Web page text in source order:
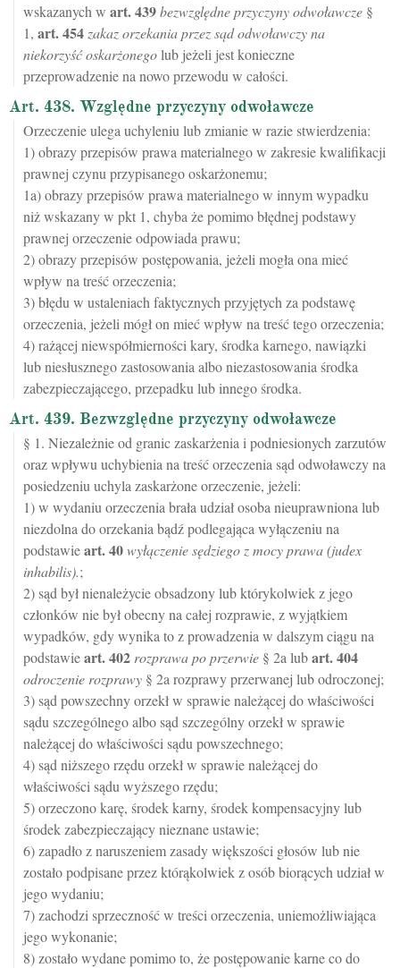
wskazanych w art.439bezwzględne przyczyny odwoławcze §
1, art.454 zakaz orzekania przez sąd odwoławczy na
niekorzyść oskarżonegolub jeżeli jest konieczne
przeprowadzenie na nowo przewodu w całości.
Art. 438. Względne przyczyny odwoławcze
Orzeczenie ulega uchyleniu lub zmianie w razie stwierdzenia:
1) obrazy przepisów prawa materialnego w zakresie kwalifikacji
prawnej czynu przypisanego oskarżonemu;
1a) obrazy przepisów prawa materialnego w innym wypadku
niż wskazany w pkt 1, chyba że pomimo błędnej podstawy
prawnej orzeczenie odpowiada prawu;
2) obrazy przepisów postępowania, jeżeli mogła ona mieć
wpływ na treść orzeczenia;
3) błędu w ustaleniach faktycznych przyjętych za podstawę
orzeczenia, jeżeli mógł on mieć wpływ na treść tego orzeczenia;
4) rażącej niewspółmierności kary, środka karnego, nawiązki
lub niesłusznego zastosowania albo niezastosowania środka
zabezpieczającego, przepadku lub innego środka.
Art. 439. Bezwzględne przyczyny odwoławcze
§ 1. Niezależnie od granic zaskarżenia i podniesionych zarzutów
oraz wpływu uchybienia na treść orzeczenia sąd odwoławczy na
posiedzeniu uchyla zaskarżone orzeczenie, jeżeli:
1) w wydaniu orzeczenia brała udział osoba nieuprawniona lub
niezdolna do orzekania bądź podlegająca wyłączeniu na
podstawieart.40wyłączenie sędziego z mocy prawa (judex
inhabilis).;
2) sąd był nienależycie obsadzony lub którykolwiek z jego
członków nie był obecny na całej rozprawie, z wyjątkiem
wypadków, gdy wynika to z prowadzenia w dalszym ciągu na
podstawieart.402 rozprawa po przerwie § 2a lubart.404
odroczenie rozprawy § 2a rozprawy przerwanej lub odroczonej;
3) sąd powszechny orzekł w sprawie należącej do właściwości
sądu szczególnego albo sąd szczególny orzekł w sprawie
należącej do właściwości sądu powszechnego;
4) sąd niższego rzędu orzekł w sprawie należącej do
właściwości sądu wyższego rzędu;
5) orzeczono karę, środek karny, środek kompensacyjny lub
środek zabezpieczający nieznane ustawie;
6) zapadło z naruszeniem zasady większości głosów lub nie
zostało podpisane przez którąkolwiek z osób biorących udział w
jego wydaniu;
7) zachodzi sprzeczność w treści orzeczenia, uniemożliwiająca
jego wykonanie;
8) zostało wydane pomimo to, że postępowanie karne co do